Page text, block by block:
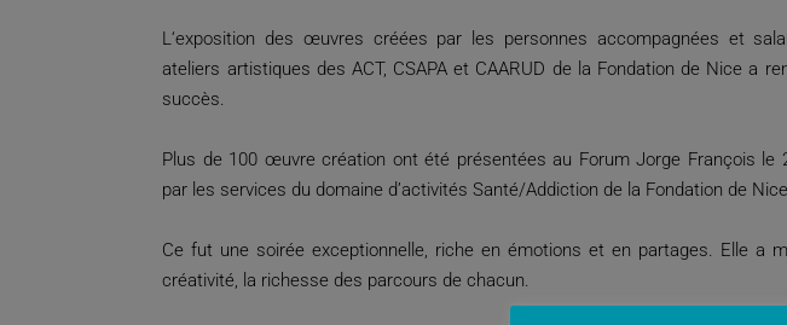
L‘exposition des œuvres créées par les personnes accompagnées et
ateliers artistiques des ACT, CSAPA et CAARUD de la Fondation de Nice a
succès.
Plus de 100 œuvre création ont été présentées au Forum Jorge François le
par les services du domaine d’activités Santé/Addiction de la Fondation de
Ce fut une soirée exceptionnelle, riche en émotions et en partages. Elle a
créativité, la richesse des parcours de chacun.